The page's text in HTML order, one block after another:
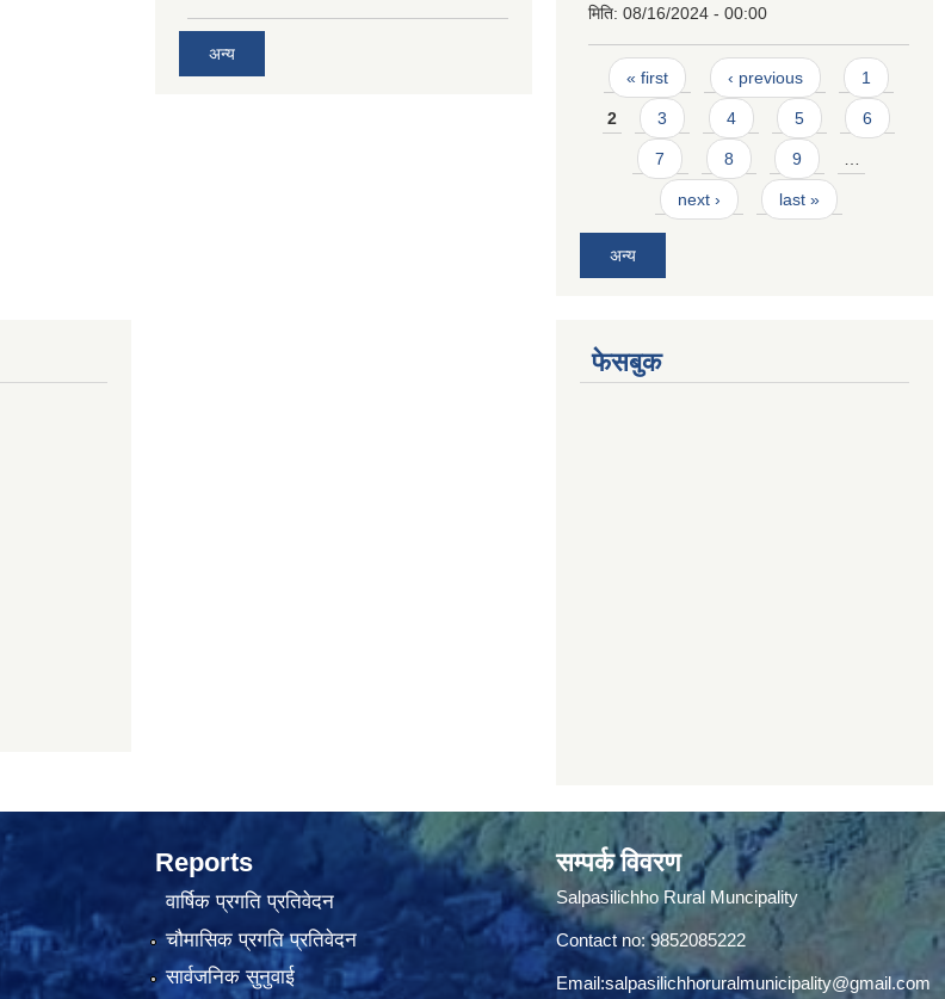
अन्य
मिति: 08/16/2024 - 00:00
Pages
« first ‹ previous 1
2 3 4 5 6
7 8 9 …
next › last »
अन्य
फेसबुक
Reports
वार्षिक प्रगति प्रतिवेदन
चौमासिक प्रगति प्रतिवेदन
सार्वजनिक सुनुवाई
सम्पर्क विवरण
Salpasilichho Rural Muncipality
Contact no: 9852085222
Email:salpasilichhoruralmunicipality@gmail.com